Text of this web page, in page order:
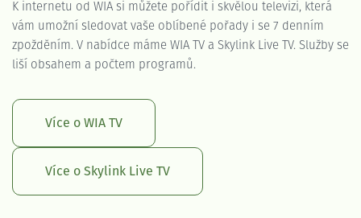
K internetu od WIA si můžete pořídit i skvělou televizi, která
vám umožní sledovat vaše oblíbené pořady i se 7 denním
zpožděním. V nabídce máme WIA TV a Skylink Live TV. Služby se
liší obsahem a počtem programů.
Více o WIA TV
Více o Skylink Live TV